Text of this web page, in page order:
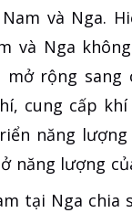
và Nga.
và Nga
rộng sang
cung cấp
năng
năng lượng
tại Nga chia